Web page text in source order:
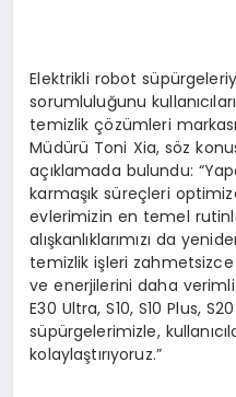
Elektrikli robot
sorumluluğunu
temizlik çözümleri
Müdürü Toni Xia, söz
açıklamada bulundu:
karmaşık süreçleri
evlerimizin en temel
alışkanlıklarımızı da
temizlik işleri
ve enerjilerini daha
E30 Ultra, S10, S10 Plus,
süpürgelerimizle,
kolaylaştırıyoruz.”